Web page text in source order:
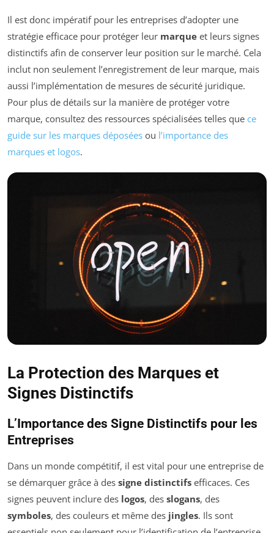
Il est donc impératif pour les entreprises d’adopter une
stratégie efficace pour protéger leur marque et leurs signes
distinctifs afin de conserver leur position sur le marché. Cela
inclut non seulement l’enregistrement de leur marque, mais
aussi l’implémentation de mesures de sécurité juridique.
Pour plus de détails sur la manière de protéger votre
marque, consultez des ressources spécialisées telles que ce
guide sur les marques déposées ou l’importance des
marques et logos.
La Protection des Marques et
Signes Distinctifs
L’Importance des Signe Distinctifs pour les
Entreprises
Dans un monde compétitif, il est vital pour une entreprise de
se démarquer grâce à des signe distinctifs efficaces. Ces
signes peuvent inclure des logos, des slogans, des
symboles, des couleurs et même des jingles. Ils sont